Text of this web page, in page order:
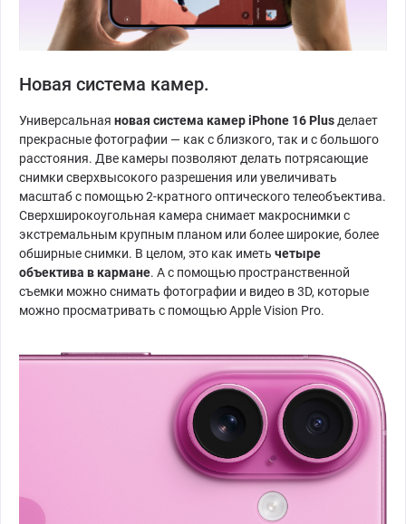
Новая система камер.
Универсальная новая система камер iPhone 16 Plusделает
прекрасные фотографии — как с близкого, так и с большого
расстояния. Две камеры позволяют делать потрясающие
снимки сверхвысокого разрешения или увеличивать
масштаб с помощью 2-кратного оптического телеобъектива.
Сверхширокоугольная камера снимает макроснимки с
экстремальным крупным планом или более широкие, более
обширные снимки. В целом, это как иметь четыре
объектива в кармане. А с помощью пространственной
съемки можно снимать фотографии и видео в 3D, которые
можно просматривать с помощью Apple Vision Pro.